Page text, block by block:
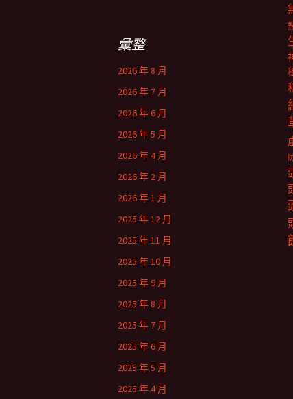
彙整
2026 年 8 月
2026 年 7 月
2026 年 6 月
2026 年 5 月
2026 年 4 月
2026 年 2 月
2026 年 1 月
2025 年 12 月
2025 年 11 月
2025 年 10 月
2025 年 9 月
2025 年 8 月
2025 年 7 月
2025 年 6 月
2025 年 5 月
2025 年 4 月